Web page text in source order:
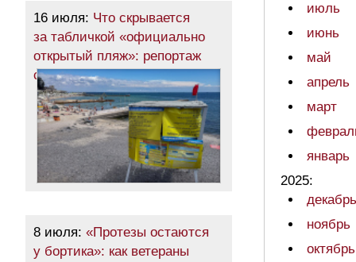
16 июля: Что скрывается
за табличкой «официально
открытый пляж»: репортаж
с побережья Одессы (фото)
8 июля: «Протезы остаются
у бортика»: как ветераны
июль
июнь
май
апрель
март
январь
2025:
декабрь
ноябрь
октябрь